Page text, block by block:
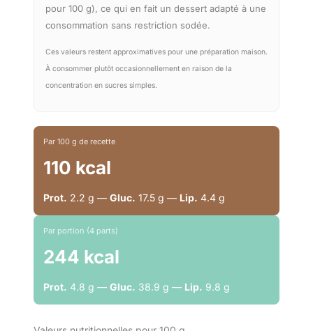
pour 100 g), ce qui en fait un dessert adapté à une
consommation sans restriction sodée.
Ces valeurs restent approximatives pour une préparation maison.
À consommer plutôt occasionnellement en raison de la
concentration en sucres simples.
Par 100 g de recette
110 kcal
Prot. 2.2 g — Gluc. 17.5 g — Lip. 4.4 g
Par portion (4 parts)
244 kcal
Prot. 4.8 g — Gluc. 38.9 g — Lip. 9.8 g